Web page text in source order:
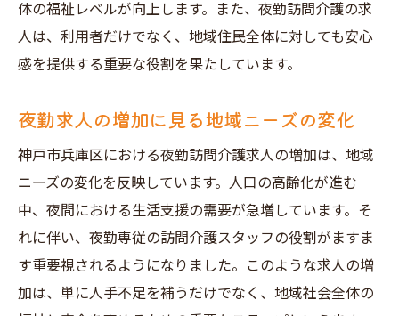
体の福祉レベルが向上します。また、夜勤訪問介護の求
人は、利用者だけでなく、地域住民全体に対しても安心
感を提供する重要な役割を果たしています。
夜勤求人の増加に見る地域ニーズの変化
神戸市兵庫区における夜勤訪問介護求人の増加は、地域
ニーズの変化を反映しています。人口の高齢化が進む
中、夜間における生活支援の需要が急増しています。そ
れに伴い、夜勤専従の訪問介護スタッフの役割がますま
す重要視されるようになりました。このような求人の増
加は、単に人手不足を補うだけでなく、地域社会全体の